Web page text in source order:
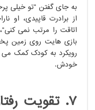
به جای گفتن "تو خیلی
از برادرت قاپیدی،
اتاقت را مرتب نمی
بازی هایت روی زمین
رویکرد به کودک کمک می
خودش.
۷. تقویت